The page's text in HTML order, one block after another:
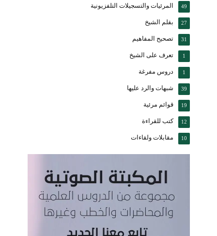
المرئيات والتسجيلات التلفزيونية 49
بقلم الشيخ 27
تصحيح المفاهيم 31
تعرف على الشيخ 1
دروس مفرغة 1
شبهات والرد عليها 39
قوائم مرئية 19
كتب للقراءة 12
مقابلات ولقاءات 10